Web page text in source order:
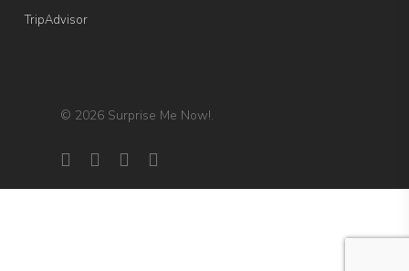
TripAdvisor
© 2026 Surprise Me Now!.
facebooklinkedininstagramtripadvisor